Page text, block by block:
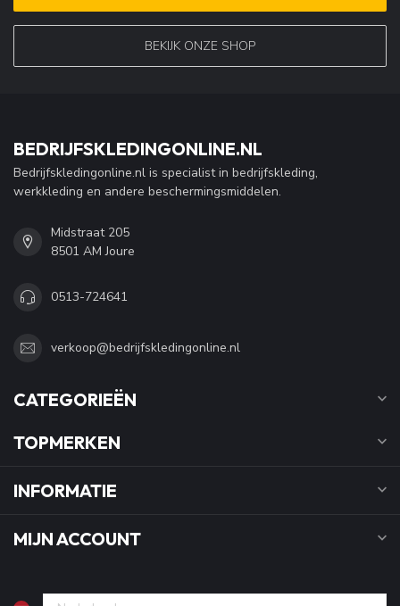
BEKIJK ONZE SHOP
BEDRIJFSKLEDINGONLINE.NL
Bedrijfskledingonline.nl is specialist in bedrijfskleding,
werkkleding en andere beschermingsmiddelen.
Midstraat 205
8501 AM Joure
0513-724641
verkoop@bedrijfskledingonline.nl
CATEGORIEËN
TOPMERKEN
INFORMATIE
MIJN ACCOUNT